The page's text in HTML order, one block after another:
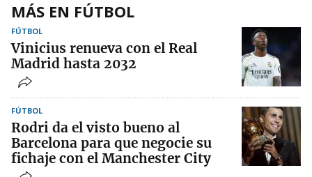
MÁS EN FÚTBOL
FÚTBOL
Vinicius renueva con el Real
Madrid hasta 2032
FÚTBOL
Rodri da el visto bueno al
Barcelona para que negocie su
fichaje con el Manchester City